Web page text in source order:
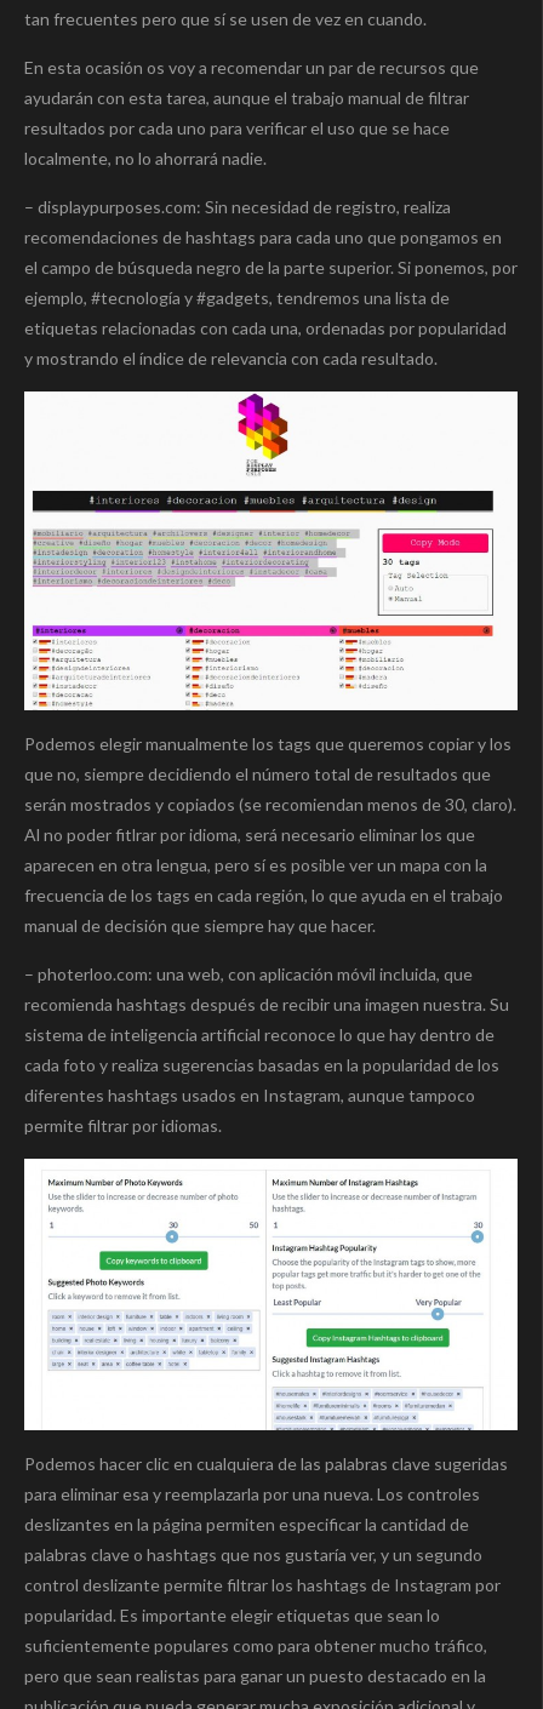
tan frecuentes pero que sí se usen de vez en cuando.
En esta ocasión os voy a recomendar un par de recursos que
ayudarán con esta tarea, aunque el trabajo manual de filtrar
resultados por cada uno para verificar el uso que se hace
localmente, no lo ahorrará nadie.
– displaypurposes.com: Sin necesidad de registro, realiza
recomendaciones de hashtags para cada uno que pongamos en
el campo de búsqueda negro de la parte superior. Si ponemos, por
ejemplo, #tecnología y #gadgets, tendremos una lista de
etiquetas relacionadas con cada una, ordenadas por popularidad
y mostrando el índice de relevancia con cada resultado.
Podemos elegir manualmente los tags que queremos copiar y los
que no, siempre decidiendo el número total de resultados que
serán mostrados y copiados (se recomiendan menos de 30, claro).
Al no poder fitlrar por idioma, será necesario eliminar los que
aparecen en otra lengua, pero sí es posible ver un mapa con la
frecuencia de los tags en cada región, lo que ayuda en el trabajo
manual de decisión que siempre hay que hacer.
– photerloo.com: una web, con aplicación móvil incluida, que
recomienda hashtags después de recibir una imagen nuestra. Su
sistema de inteligencia artificial reconoce lo que hay dentro de
cada foto y realiza sugerencias basadas en la popularidad de los
diferentes hashtags usados en Instagram, aunque tampoco
permite filtrar por idiomas.
Podemos hacer clic en cualquiera de las palabras clave sugeridas
para eliminar esa y reemplazarla por una nueva. Los controles
deslizantes en la página permiten especificar la cantidad de
palabras clave o hashtags que nos gustaría ver, y un segundo
control deslizante permite filtrar los hashtags de Instagram por
popularidad. Es importante elegir etiquetas que sean lo
suficientemente populares como para obtener mucho tráfico,
pero que sean realistas para ganar un puesto destacado en la